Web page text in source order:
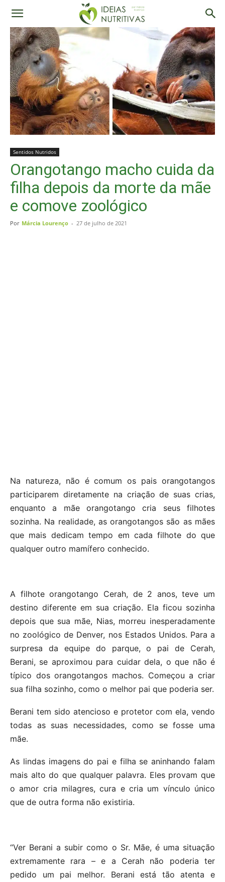
Sentidos Nutridos
Orangotango macho cuida da
filha depois da morte da mãe
e comove zoológico
Por Márcia Lourenço - 27 de julho de 2021
Na natureza, não é comum os pais orangotangos
participarem diretamente na criação de suas crias,
enquanto a mãe orangotango cria seus filhotes
sozinha. Na realidade, as orangotangos são as mães
que mais dedicam tempo em cada filhote do que
qualquer outro mamífero conhecido.
A filhote orangotango Cerah, de 2 anos, teve um
destino diferente em sua criação. Ela ficou sozinha
depois que sua mãe, Nias, morreu inesperadamente
no zoológico de Denver, nos Estados Unidos. Para a
surpresa da equipe do parque, o pai de Cerah,
Berani, se aproximou para cuidar dela, o que não é
típico dos orangotangos machos. Começou a criar
sua filha sozinho, como o melhor pai que poderia ser.
Berani tem sido atencioso e protetor com ela, vendo
todas as suas necessidades, como se fosse uma
mãe.
As lindas imagens do pai e filha se aninhando falam
mais alto do que qualquer palavra. Eles provam que
o amor cria milagres, cura e cria um vínculo único
que de outra forma não existiria.
“Ver Berani a subir como o Sr. Mãe, é uma situação
extremamente rara – e a Cerah não poderia ter
pedido um pai melhor. Berani está tão atenta e